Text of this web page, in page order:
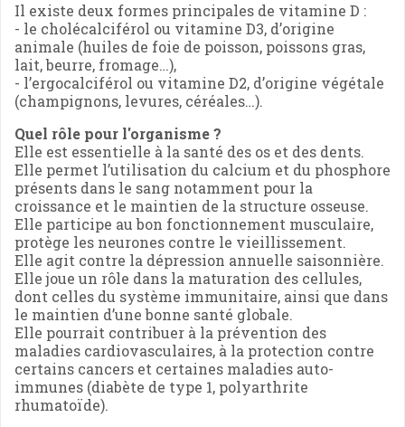
Il existe deux formes principales de vitamine D :
- le cholécalciférol ou vitamine D3, d’origine
animale (huiles de foie de poisson, poissons gras,
lait, beurre, fromage…),
- l’ergocalciférol ou vitamine D2, d’origine végétale
(champignons, levures, céréales…).
Quel rôle pour l'organisme ?
Elle est essentielle à la santé des os et des dents.
Elle permet l’utilisation du calcium et du phosphore
présents dans le sang notamment pour la
croissance et le maintien de la structure osseuse.
Elle participe au bon fonctionnement musculaire,
protège les neurones contre le vieillissement.
Elle agit contre la dépression annuelle saisonnière.
Elle joue un rôle dans la maturation des cellules,
dont celles du système immunitaire, ainsi que dans
le maintien d’une bonne santé globale.
Elle pourrait contribuer à la prévention des
maladies cardiovasculaires, à la protection contre
certains cancers et certaines maladies auto-
immunes (diabète de type 1, polyarthrite
rhumatoïde).